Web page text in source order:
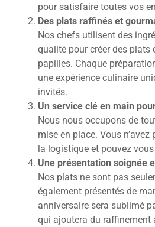
pour satisfaire toutes vos
Des plats raffinés et
Nos chefs utilisent des
qualité pour créer des plats
papilles. Chaque
une expérience culinaire
invités.
Un service clé en main
Nous nous occupons de
mise en place. Vous
la logistique et pouvez
Une présentation soignée
Nos plats ne sont pas
également présentés de
anniversaire sera sublimé
qui ajoutera du raffinement